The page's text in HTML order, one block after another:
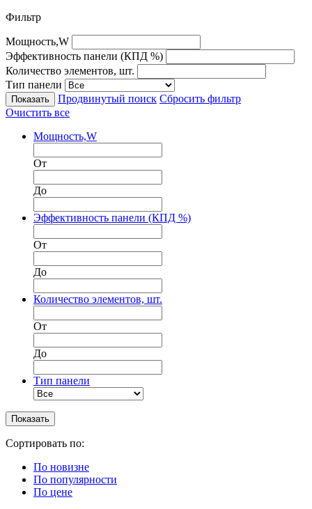
Фильтр
Мощность,W
Эффективность панели (КПД %)
Количество элементов, шт.
Тип панели
Продвинутый поиск Сбросить фильтр
Очистить все
Мощность,W
От
До
Эффективность панели (КПД %)
От
До
Количество элементов, шт.
От
До
Тип панели
Сортировать по:
По новизне
По популярности
По цене